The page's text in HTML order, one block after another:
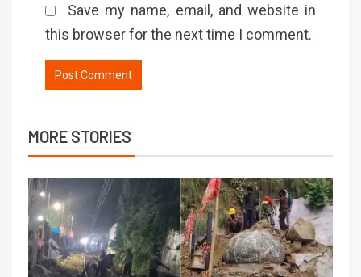
Save my name, email, and website in
this browser for the next time I comment.
MORE STORIES